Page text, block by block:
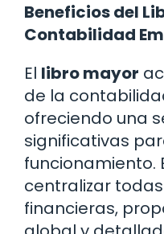
Beneficios del
Contabilidad
El libro mayor
de la
ofreciendo una
significativas
funcionamiento.
centralizar
financieras,